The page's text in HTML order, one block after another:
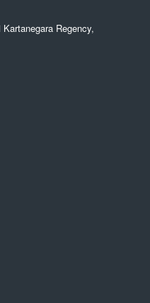
Regency,